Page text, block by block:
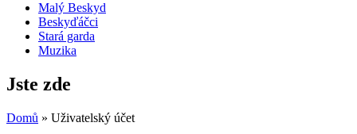
Malý Beskyd
Beskyďáčci
Stará garda
Muzika
Jste zde
Domů » Uživatelský účet